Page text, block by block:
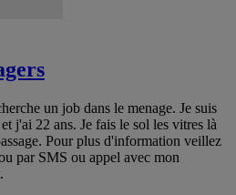
un job dans le menage. Je suis
j'ai 22 ans. Je fais le sol les vitres là
Pour plus d'information veillez
par SMS ou appel avec mon